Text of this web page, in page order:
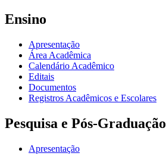
Ensino
Apresentação
Área Acadêmica
Calendário Acadêmico
Editais
Documentos
Registros Acadêmicos e Escolares
Pesquisa e Pós-Graduação
Apresentação